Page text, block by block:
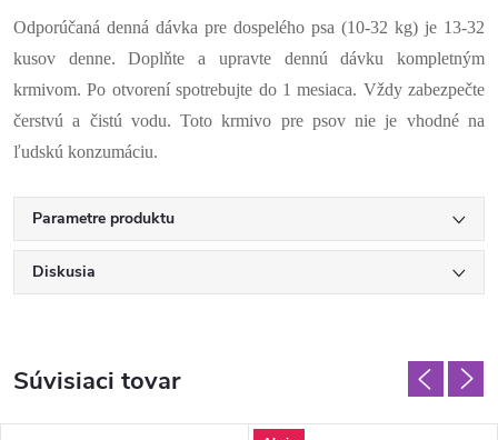
Odporúčaná denná dávka pre dospelého psa (10-32 kg) je 13-32
kusov denne. Doplňte a upravte dennú dávku kompletným
krmivom. Po otvorení spotrebujte do 1 mesiaca. Vždy zabezpečte
čerstvú a čistú vodu. Toto krmivo pre psov nie je vhodné na
ľudskú konzumáciu.
Parametre produktu
Diskusia
Súvisiaci tovar